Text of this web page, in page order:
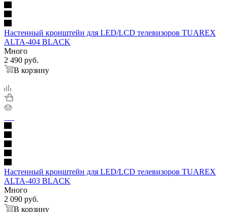
Настенный кронштейн для LED/LCD телевизоров TUAREX
ALTA-404 BLACK
Много
2 490 руб.
В корзину
Настенный кронштейн для LED/LCD телевизоров TUAREX
ALTA-403 BLACK
Много
2 090 руб.
В корзину